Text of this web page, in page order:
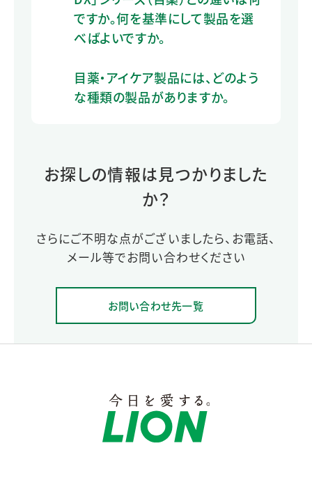
ですか。何を基準にして製品を選
べばよいですか。
目薬・アイケア製品には、どのよう
な種類の製品がありますか。
お探しの情報は見つかりました
か？
さらにご不明な点がございましたら、お電話、
メール等でお問い合わせください
お問い合わせ先一覧